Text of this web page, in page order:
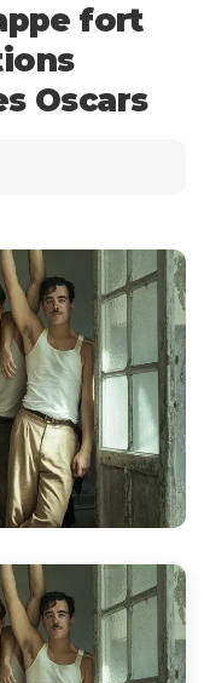
fort
Oscars